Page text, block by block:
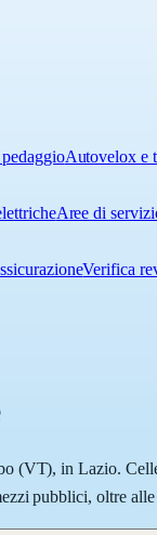
Autovelox e
Aree di
Verifica
(VT), in Lazio.
pubblici, oltre